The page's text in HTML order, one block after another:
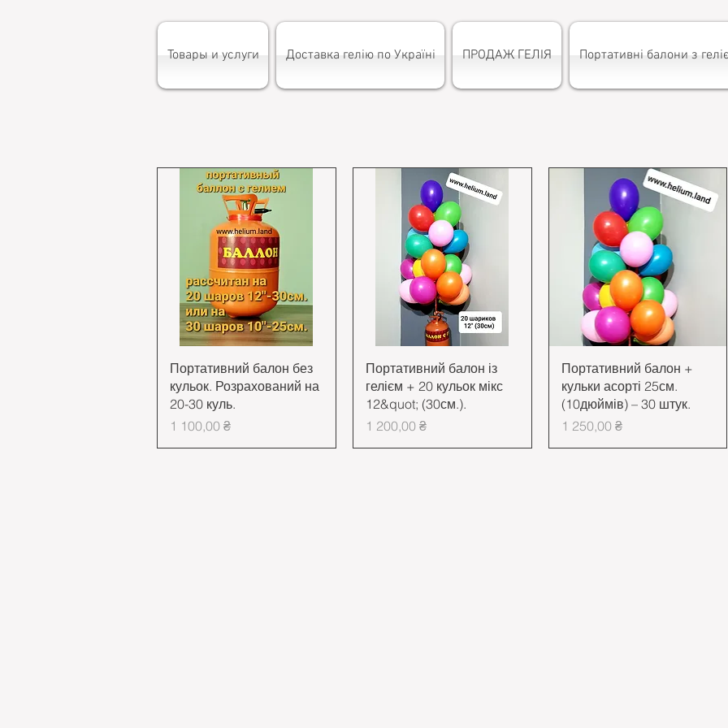
Портативні балони з
ПРОДАЖ ГЕЛІЯ
Доставка гелію по Україні
Товары и услуги
Швидкий перегляд
Портативний балон без
кульок. Розрахований на
20-30 куль.
Ціна
1 100,00 ₴
Швидкий перегляд
Портативний балон із
гелієм + 20 кульок мікс
12&quot; (30см.).
Ціна
1 200,00 ₴
Швидкий перегляд
Портативний балон +
кульки асорті 25см.
(10дюймів) – 30 штук.
Ціна
1 250,00 ₴